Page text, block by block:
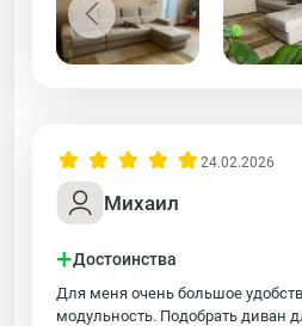
Михаил
24.02.2026
+Достоинства
Для меня очень большое
модульность. Подобрать диван